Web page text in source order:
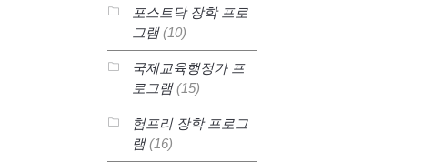
포스트닥 장학 프로
그램(10)
국제교육행정가 프
로그램(15)
험프리 장학 프로그
램(16)